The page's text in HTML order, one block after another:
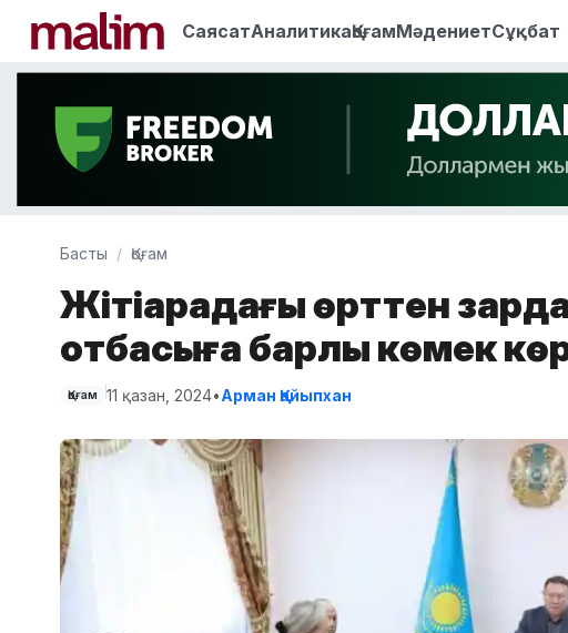
СаясатАналитикаҚоғамМәдениетСұқбат
Басты Қоғам
Жітіқарадағы өрттен
отбасыға барлық көмек
Қоғам 11 қазан, 2024•Арман Қайыпхан